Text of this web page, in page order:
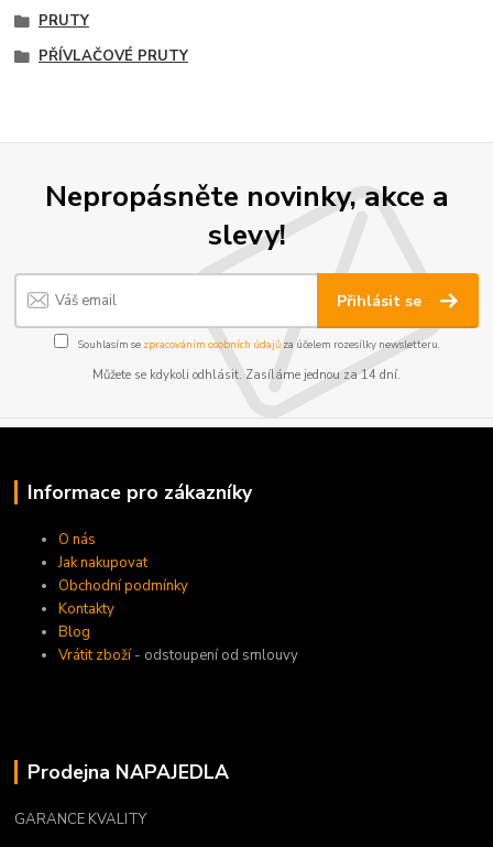
PRUTY
PŘÍVLAČOVÉ PRUTY
Nepropásněte novinky, akce a
slevy!
Přihlásit se
Souhlasím se zpracováním osobních údajůza účelem rozesílky newsletteru.
Můžete se kdykoli odhlásit. Zasíláme jednou za 14 dní.
Informace pro zákazníky
O nás
Jak nakupovat
Obchodní podmínky
Kontakty
Blog
Vrátit zboží - odstoupení od smlouvy
Prodejna NAPAJEDLA
GARANCE KVALITY